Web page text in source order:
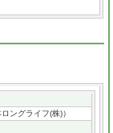
ロングライフ(株)）